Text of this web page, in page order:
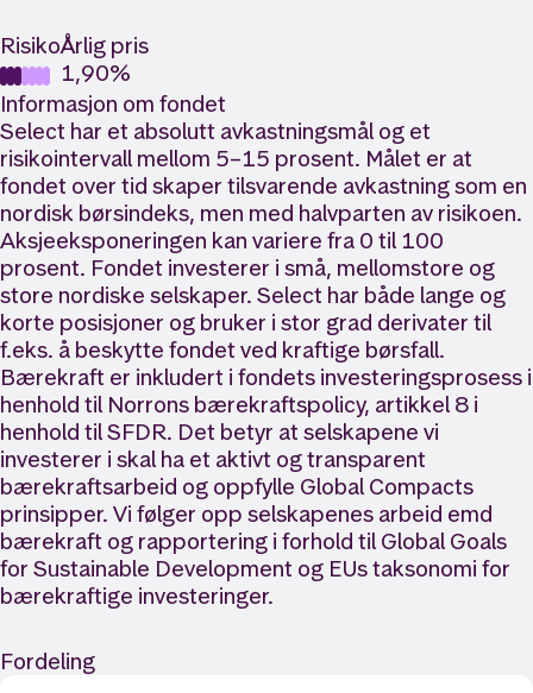
RisikoÅrlig pris
1,90%
Informasjon om fondet
Select har et absolutt avkastningsmål og et
risikointervall mellom 5–15 prosent. Målet er at
fondet over tid skaper tilsvarende avkastning som en
nordisk børsindeks, men med halvparten av risikoen.
Aksjeeksponeringen kan variere fra 0 til 100
prosent. Fondet investerer i små, mellomstore og
store nordiske selskaper. Select har både lange og
korte posisjoner og bruker i stor grad derivater til
f.eks. å beskytte fondet ved kraftige børsfall.
Bærekraft er inkludert i fondets investeringsprosess i
henhold til Norrons bærekraftspolicy, artikkel 8 i
henhold til SFDR. Det betyr at selskapene vi
investerer i skal ha et aktivt og transparent
bærekraftsarbeid og oppfylle Global Compacts
prinsipper. Vi følger opp selskapenes arbeid emd
bærekraft og rapportering i forhold til Global Goals
for Sustainable Development og EUs taksonomi for
bærekraftige investeringer.
Fordeling